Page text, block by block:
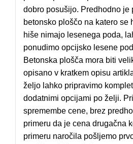
dobro posušijo. Predhodno je
betonsko ploščo na katero se
hiše nimajo lesenega poda,
ponudimo opcijsko lesene
Betonska plošča mora biti
opisano v kratkem opisu
željo lahko pripravimo
dodatnimi opcijami po želji.
spremembe cene, brez
primeru da je cena drugačna
primeru naročila pošljemo